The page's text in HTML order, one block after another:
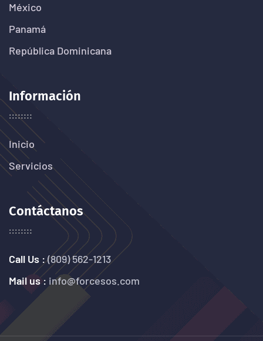
México
Panamá
República Dominicana
Información
Inicio
Servicios
Contáctanos
Call Us : (809) 562-1213
Mail us : info@forcesos.com